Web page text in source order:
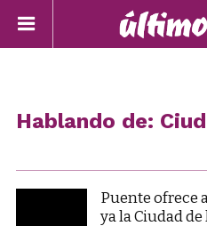
Hablando de:
Puente ofrece
ya la Ciudad de